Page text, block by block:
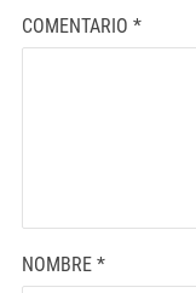
COMENTARIO *
NOMBRE *